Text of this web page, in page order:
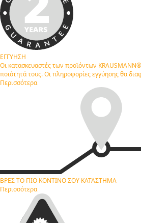
ΕΓΓΥΗΣΗ
Οι κατασκευαστές των προϊόντων KRAUSMANN®
ποιότητά τους. Οι πληροφορίες εγγύησης θα
Περισσότερα
ΒΡΕΣ ΤΟ ΠΙΟ ΚΟΝΤΙΝΟ ΣΟΥ ΚΑΤΑΣΤΗΜΑ
Περισσότερα